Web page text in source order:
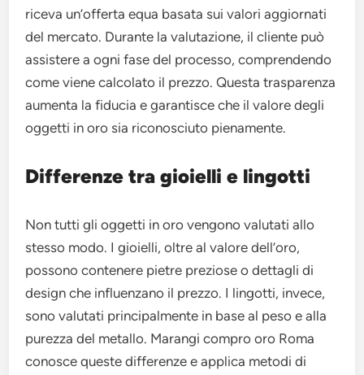
riceva un’offerta equa basata sui valori aggiornati
del mercato. Durante la valutazione, il cliente può
assistere a ogni fase del processo, comprendendo
come viene calcolato il prezzo. Questa trasparenza
aumenta la fiducia e garantisce che il valore degli
oggetti in oro sia riconosciuto pienamente.
Differenze tra gioielli e lingotti
Non tutti gli oggetti in oro vengono valutati allo
stesso modo. I gioielli, oltre al valore dell’oro,
possono contenere pietre preziose o dettagli di
design che influenzano il prezzo. I lingotti, invece,
sono valutati principalmente in base al peso e alla
purezza del metallo. Marangi compro oro Roma
conosce queste differenze e applica metodi di